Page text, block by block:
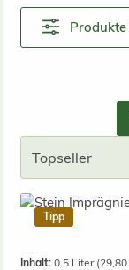
Tipp
Inhalt: 0.5 Liter